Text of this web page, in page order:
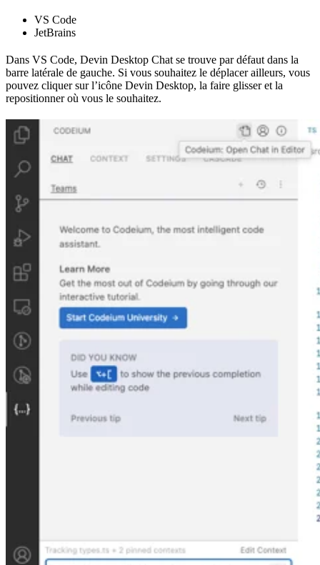
VS Code
JetBrains
Dans VS Code, Devin Desktop Chat se trouve par défaut dans la
barre latérale de gauche. Si vous souhaitez le déplacer ailleurs, vous
pouvez cliquer sur l’icône Devin Desktop, la faire glisser et la
repositionner où vous le souhaitez.